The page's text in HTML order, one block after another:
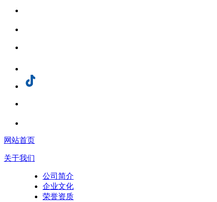
网站首页
关于我们
公司简介
企业文化
荣誉资质